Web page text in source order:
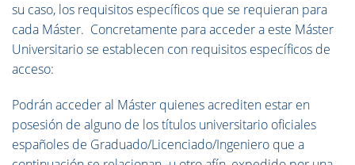
su caso, los requisitos específicos que se requieran para
cada Máster. Concretamente para acceder a este Máster
Universitario se establecen con requisitos específicos de
acceso:
Podrán acceder al Máster quienes acrediten estar en
posesión de alguno de los títulos universitario oficiales
españoles de Graduado/Licenciado/Ingeniero que a